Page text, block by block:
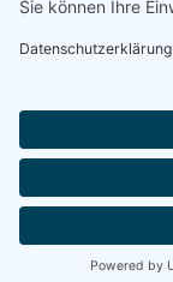
Footer
Cookie-